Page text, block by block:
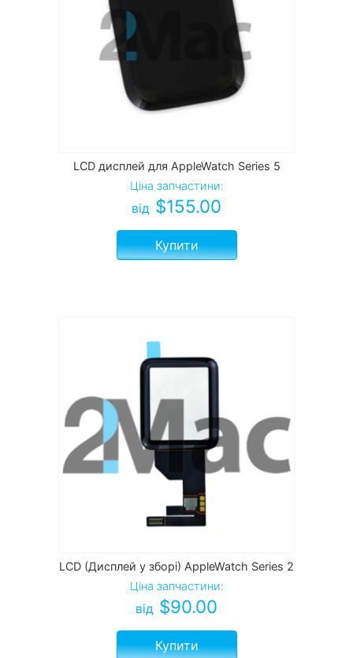
LCD дисплей для AppleWatch Series 5
Ціна запчастини:
від $155.00
Купити
LCD (Дисплей у зборі) AppleWatch Series 2
Ціна запчастини:
від $90.00
Купити